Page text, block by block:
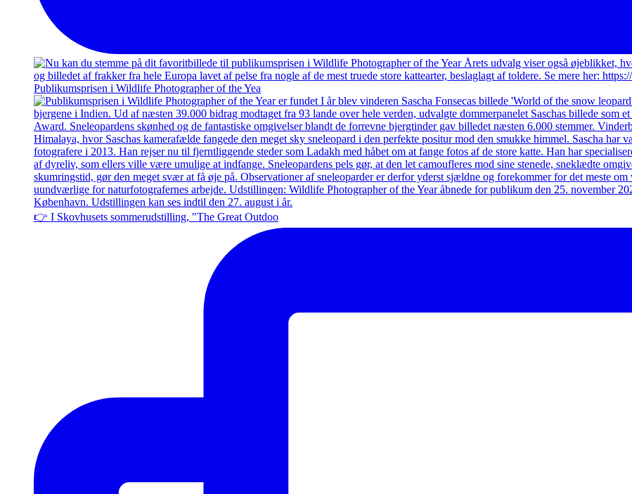
Publikumsprisen i Wildlife Photographer of the Yea
👉 I Skovhusets sommerudstilling, "The Great Outdoo